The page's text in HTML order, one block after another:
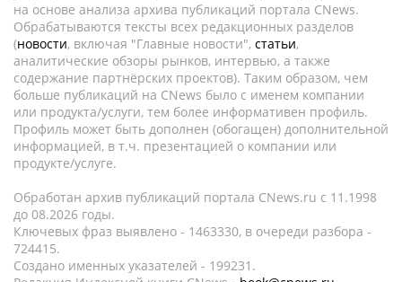
на основе анализа архива публикаций портала CNews.
Обрабатываются тексты всех редакционных разделов
(новости, включая "Главные новости", статьи,
аналитические обзоры рынков, интервью, а также
содержание партнёрских проектов). Таким образом, чем
больше публикаций на CNews было с именем компании
или продукта/услуги, тем более информативен профиль.
Профиль может быть дополнен (обогащен) дополнительной
информацией, в т.ч. презентацией о компании или
продукте/услуге.
Обработан архив публикаций портала CNews.ru c 11.1998
до 08.2026 годы.
Ключевых фраз выявлено - 1463330, в очереди разбора -
724415.
Создано именных указателей - 199231.